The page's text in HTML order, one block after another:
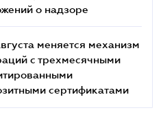
о надзоре
меняется механизм
с трехмесячными
сертификатами